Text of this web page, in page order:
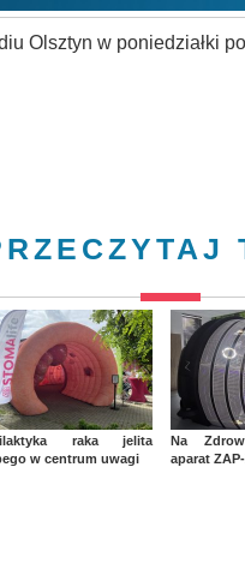
Olsztyn w poniedziałki
raka jelita
w centrum uwagi
Na
aparat